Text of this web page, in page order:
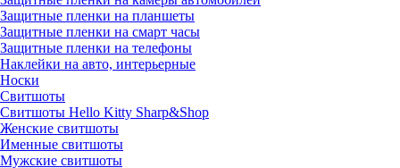
Защитные пленки на планшеты
Защитные пленки на смарт часы
Защитные пленки на телефоны
Наклейки на авто, интерьерные
Носки
Свитшоты
Cвитшоты Hello Kitty Sharp&Shop
Женские свитшоты
Именные свитшоты
Мужские свитшоты